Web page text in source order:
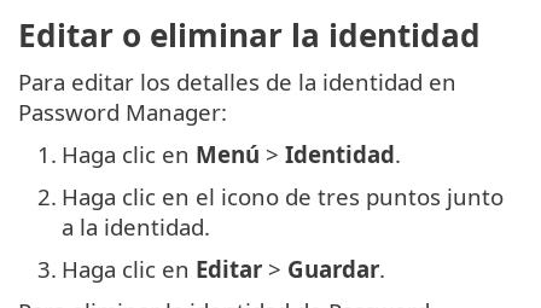
Editar o eliminar la identidad
Para editar los detalles de la identidad en
Password Manager:
1. Haga clic en Menú > Identidad.
2. Haga clic en el icono de tres puntos junto
a la identidad.
3. Haga clic en Editar > Guardar.